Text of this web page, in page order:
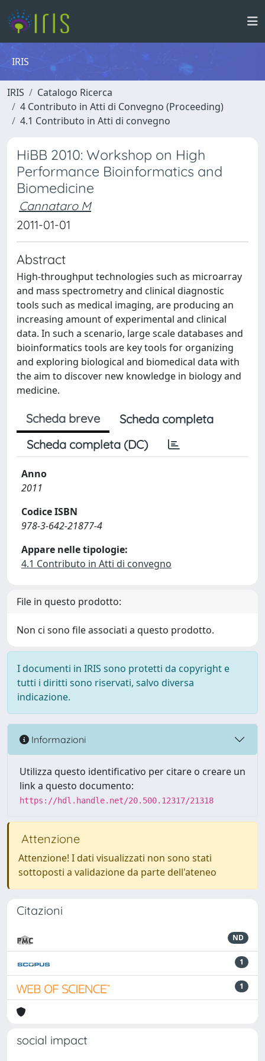
IRIS
IRIS
Catalogo Ricerca
4 Contributo in Atti di Convegno (Proceeding)
4.1 Contributo in Atti di convegno
HiBB 2010: Workshop on High
Performance Bioinformatics and
Biomedicine
Cannataro M
2011-01-01
Abstract
High-throughput technologies such as microarray
and mass spectrometry and clinical diagnostic
tools such as medical imaging, are producing an
increasing amount of experimental and clinical
data. In such a scenario, large scale databases and
bioinformatics tools are key tools for organizing
and exploring biological and biomedical data with
the aim to discover new knowledge in biology and
medicine.
Scheda breve
Scheda completa
Scheda completa (DC)
Anno
2011
Codice ISBN
978-3-642-21877-4
Appare nelle tipologie:
4.1 Contributo in Atti di convegno
File in questo prodotto:
Non ci sono file associati a questo prodotto.
I documenti in IRIS sono protetti da copyright e
tutti i diritti sono riservati, salvo diversa
indicazione.
Informazioni
Utilizza questo identificativo per citare o creare un
link a questo documento:
https://hdl.handle.net/20.500.12317/21318
Attenzione
Attenzione! I dati visualizzati non sono stati
sottoposti a validazione da parte dell'ateneo
Citazioni
ND
1
1
social impact